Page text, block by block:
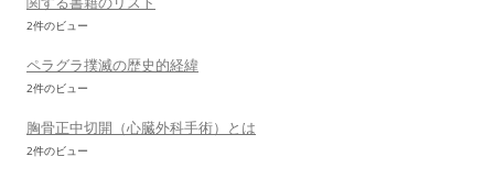
2件のビュー
ペラグラ撲滅の歴史的経緯
2件のビュー
胸骨正中切開（心臓外科手術）とは
2件のビュー